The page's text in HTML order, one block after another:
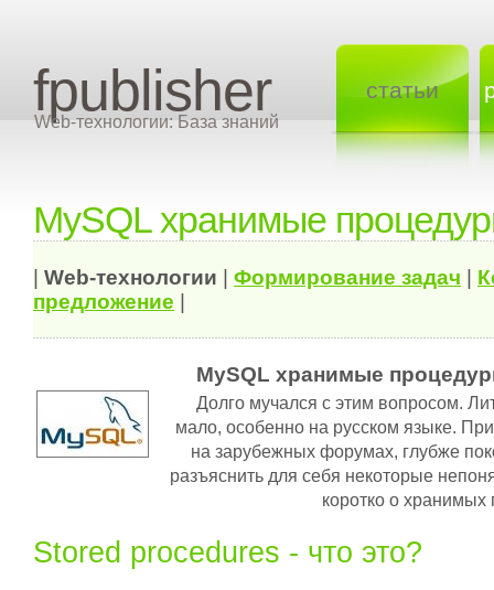
fpublisher
Web-технологии: База знаний
статьи
MySQL хранимые
Web-технологии Формирование задач
предложение
MySQL хранимые
Долго мучался с этим вопросом.
мало, особенно на русском языке.
на зарубежных форумах, глубже
разъяснить для себя некоторые
коротко о хранимых
Stored procedures - что это?